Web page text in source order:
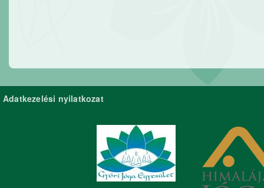
Adatkezelési nyilatkozat